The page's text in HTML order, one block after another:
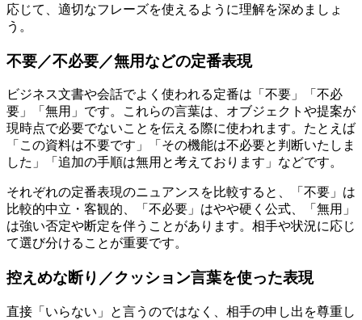
応じて、適切なフレーズを使えるように理解を深めましょ
う。
不要／不必要／無用などの定番表現
ビジネス文書や会話でよく使われる定番は「不要」「不必
要」「無用」です。これらの言葉は、オブジェクトや提案が
現時点で必要でないことを伝える際に使われます。たとえば
「この資料は不要です」「その機能は不必要と判断いたしま
した」「追加の手順は無用と考えております」などです。
それぞれの定番表現のニュアンスを比較すると、「不要」は
比較的中立・客観的、「不必要」はやや硬く公式、「無用」
は強い否定や断定を伴うことがあります。相手や状況に応じ
て選び分けることが重要です。
控えめな断り／クッション言葉を使った表現
直接「いらない」と言うのではなく、相手の申し出を尊重し